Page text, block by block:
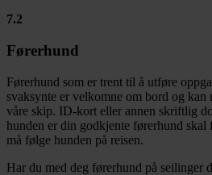
7.2
Førerhund
Førerhund som er trent til å utføre
svaksynte er velkomne om bord og kan
våre skip. ID-kort eller annen skriftlig
hunden er din godkjente førerhund skal
må følge hunden på reisen.
Har du med deg førerhund på seilinger